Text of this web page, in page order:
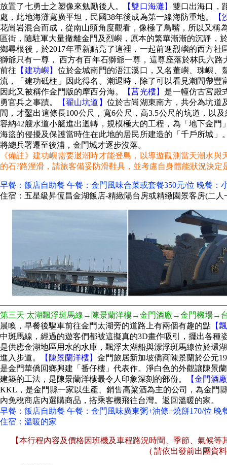
放置了七勇士之塑像來勉勵後人。 【雙口海灘】 雙口出海口，
處，此地海灘寬廣平坦，民國38年後成為第一線海防重地。
【
花崗岩混合而成，從南山頭角度觀看，像極了鳥嘴，所以又稱
區街，隨駐軍大量撤離金門及烈嶼，原本的繁華漸漸的沉靜，
鄉尋根後，於2017年重新點亮了這裡，一起前進烈嶼的西方社
獅爺只有一尊， 西方有百年石獅爺一尊，這尊座落於林氏六
前往 【建功嶼】 位於金城南門的浯江溪口，又名董嶼、珠嶼
流，「建功砥柱」因此得名。潮退時，除了可以看見潮間帶
因此又被稱作金門版的摩西分海。
【莒光樓】 是一幢仿古宮殿
勇官兵之事蹟。
【翟山坑道】 位於古崗湖東南方，共分為坑道
間，才鑿出這條長100公尺，寬6公尺，高3.5公尺的坑道，以
容納42艘水道小艇進出迴轉，規模極大的工程，為「地下金門
海盜的侵擾及保護當時住在此地的居民所建造的「千戶所城
將總兵署遷至後浦，金門城才逐步沒落。
《備註》建功嶼需要退潮時才能登島，以導遊觀測當天潮水
的石?路溼滑，請旅客備妥防滑鞋具，並考慮自身體能狀況決定
早餐：飯店自助餐 午餐：金門風味合菜或套餐350元/位 晚餐：
住宿：五星級昇恆昌金湖飯店-精緻陽台房或精緻園景客房(二人
第三天 太湖飄浮斑馬線→陳景蘭洋樓→金門酒廠→金門機場→
晨喚，早餐後驅車前往金門太湖旁的道路上有兩個有趣的點 【
中斑馬線，經過的遊客們都被這擬真的3D畫作吸引，擺出各
是供應金湖地區用水的水庫，飄浮太湖船與漂浮斑馬線位於環
進入步道。
【陳景蘭洋樓】 金門旅居新加坡僑商陳景蘭於公元
是金門華僑回鄉興建「番仔樓」代表作。淨白色的外觀讓陳景
建築的工法，是陳景蘭洋樓最令人印象深刻的部份。
【金門酒
KKL，是金門縣一家以生產、銷售高粱酒為主的公司，為金門
內免稅商店內選購商品，搭乘客機飛往台灣。返回溫暖的家。
早餐：飯店自助餐 午餐：金門風味廣東粥+油條+燒餅170/位 晚
住宿：溫暖的家
【本行程內容及價格因班機及車程路況時間、季節、氣候
( 請依出發前出團資